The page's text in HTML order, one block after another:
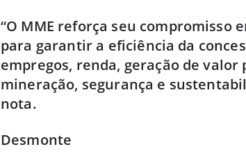
“O MME reforça seu compromisso
para garantir a eficiência da
empregos, renda, geração de valor
mineração, segurança e
nota.
Desmonte